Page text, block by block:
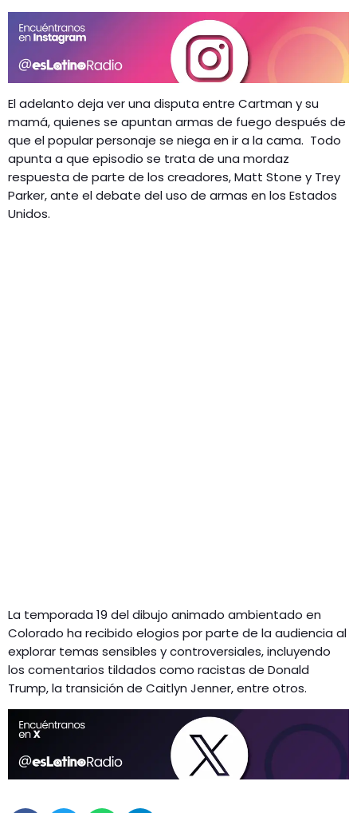
El adelanto deja ver una disputa entre Cartman y su
mamá, quienes se apuntan armas de fuego después de
que el popular personaje se niega en ir a la cama. Todo
apunta a que episodio se trata de una mordaz
respuesta de parte de los creadores, Matt Stone y Trey
Parker, ante el debate del uso de armas en los Estados
Unidos.
La temporada 19 del dibujo animado ambientado en
Colorado ha recibido elogios por parte de la audiencia al
explorar temas sensibles y controversiales, incluyendo
los comentarios tildados como racistas de Donald
Trump, la transición de Caitlyn Jenner, entre otros.